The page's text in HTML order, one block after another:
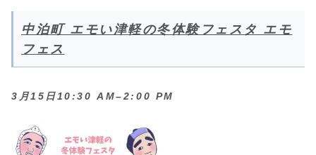
中泊町 エモい津軽の冬体験フェスタ エモ
フェス
3月15日10:30 AM–2:00 PM